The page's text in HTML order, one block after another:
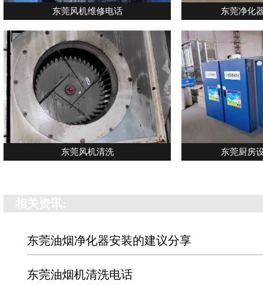
东莞风机维修电话 东莞净化
东莞风机清洗 东莞厨房
相关资讯:
东莞油烟净化器安装的建议分享
东莞油烟机清洗电话